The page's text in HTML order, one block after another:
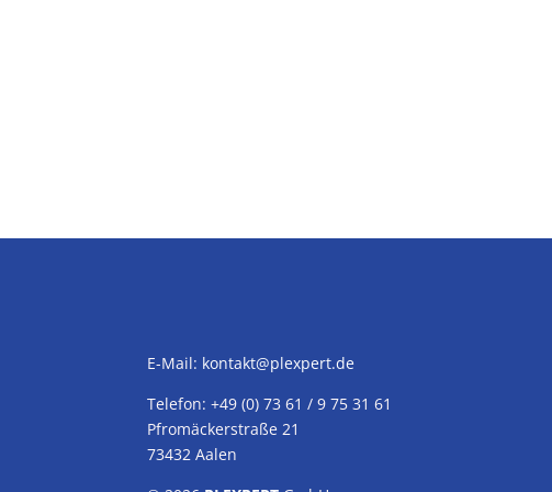
E-Mail: kontakt@plexpert.de
Telefon: +49 (0) 73 61 / 9 75 31 61
Pfromäckerstraße 21
73432 Aalen